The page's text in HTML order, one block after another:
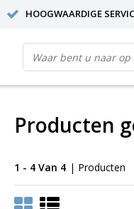
HOOGWAARDIGE
Producten
1 - 4 Van 4 | Producten